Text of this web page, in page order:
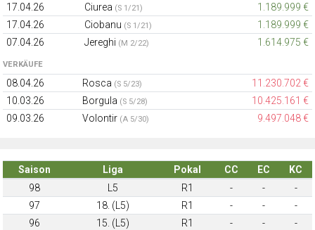
17.04.26 Ciurea (S 1/21)
1.189.999 €
17.04.26
Ciobanu (S 1/21)
1.189.999 €
07.04.26
Jereghi (M 2/22) 1.614.975 €
VERKÄUFE
08.04.26 Rosca (S 5/23)
11.230.702 €
10.03.26
Borgula (S 5/28)
10.425.161 €
09.03.26
Volontir (A 5/30) 9.497.048 €
Saison Liga Pokal CC EC
KC
98
L5 R1 - -
-
97
18. (L5) R1 - -
-
96
15. (L5) R1 - - -